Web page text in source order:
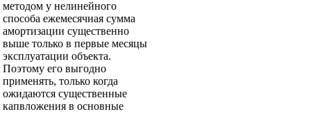
методом у нелинейного
способа ежемесячная сумма
амортизации существенно
выше только в первые месяцы
эксплуатации объекта.
Поэтому его выгодно
применять, только когда
ожидаются существенные
капвложения в основные